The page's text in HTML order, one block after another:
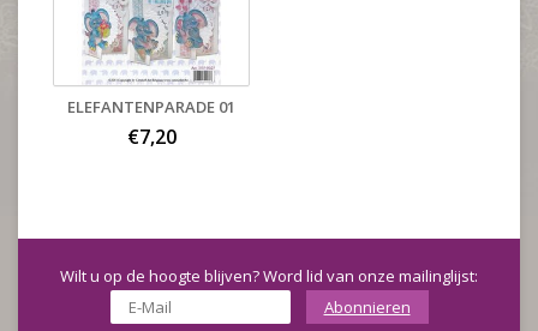
ELEFANTENPARADE 01
€7,20
Wilt u op de hoogte blijven? Word lid van onze mailinglijst:
Abonnieren